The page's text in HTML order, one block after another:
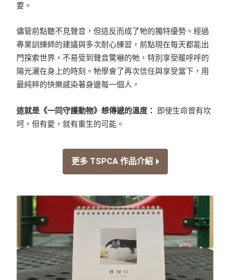
要。
儘管前點聽不見聲音，但這反而成了牠的獨特優勢。經過
專業訓練師的建議與多次耐心練習，前點現在每天都能出
門探索世界，不易受到聲音驚嚇的牠，特別享受暖呼呼的
陽光灑在身上的時刻。牠學會了再次信任與享受當下，用
最純粹的快樂感染著身邊每一個人。
這就是《一同守護動物》想傳遞的溫度：
即使生命曾有坎
坷，但有愛，就有重生的可能。
更多 TSPCA 作品介紹